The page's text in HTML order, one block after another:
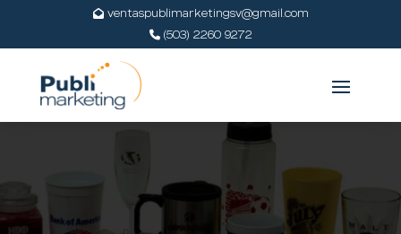
ventaspublimarketingsv@gmail.com
(503) 2260 9272